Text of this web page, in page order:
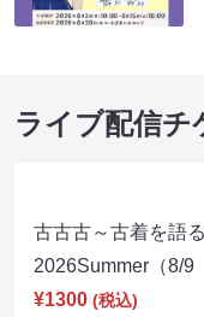
ライブ配信チ
古古古～古着を語
2026Summer（8/9
¥1300 (税込)